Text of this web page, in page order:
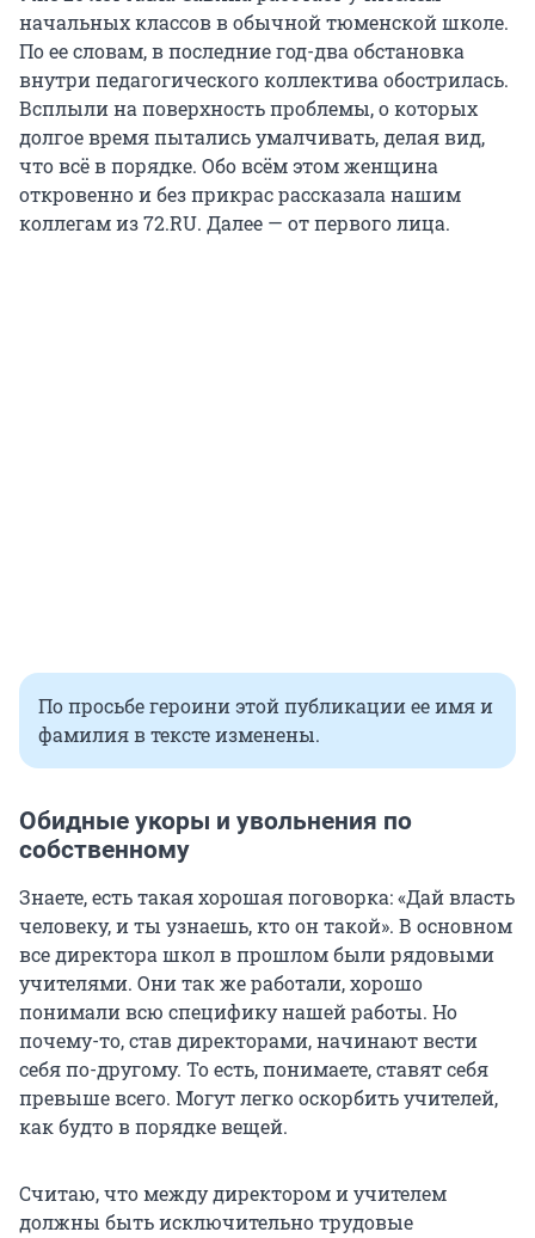
начальных классов в обычной тюменской школе.
По ее словам, в последние год-два обстановка
внутри педагогического коллектива обострилась.
Всплыли на поверхность проблемы, о которых
долгое время пытались умалчивать, делая вид,
что всё в порядке. Обо всём этом женщина
откровенно и без прикрас рассказала нашим
коллегам из 72.RU. Далее — от первого лица.
По просьбе героини этой публикации ее имя и
фамилия в тексте изменены.
Обидные укоры и увольнения по
собственному
Знаете, есть такая хорошая поговорка: «Дай власть
человеку, и ты узнаешь, кто он такой». В основном
все директора школ в прошлом были рядовыми
учителями. Они так же работали, хорошо
понимали всю специфику нашей работы. Но
почему-то, став директорами, начинают вести
себя по-другому. То есть, понимаете, ставят себя
превыше всего. Могут легко оскорбить учителей,
как будто в порядке вещей.
Считаю, что между директором и учителем
должны быть исключительно трудовые